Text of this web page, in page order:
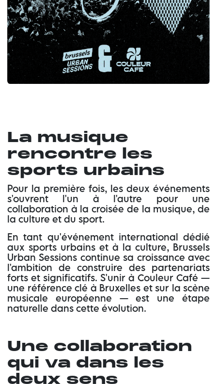
La musique
rencontre les
sports urbains
Pour la première fois, les deux événements
s'ouvrent l'un à l'autre pour une
collaboration à la croisée de la musique, de
la culture et du sport.
En tant qu'événement international dédié
aux sports urbains et à la culture, Brussels
Urban Sessions continue sa croissance avec
l'ambition de construire des partenariats
forts et significatifs. S'unir à Couleur Café —
une référence clé à Bruxelles et sur la scène
musicale européenne — est une étape
naturelle dans cette évolution.
Une collaboration
qui va dans les
deux sens